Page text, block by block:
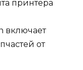
принтера
включает
от